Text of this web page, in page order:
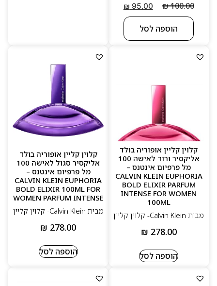
₪100.00
₪ 95.00
הוספה לסל
קלוין קליין אופוריה בולד
אליקסיר ורוד לאישה 100
מל פרפיום אינטנס –
CALVIN KLEIN EUPHORIA
BOLD ELIXIR PARFUM
INTENSE FOR WOMEN
100ML
מבית Calvin Klein- קלוין קליין
₪ 278.00
הוספה לסל
קלוין קליין אופוריה בולד
אליקסיר סגול לאישה 100
מל פרפיום אינטנס –
CALVIN KLEIN EUPHORIA
BOLD ELIXIR 100ML FOR
WOMEN PARFUM INTENSE
מבית Calvin Klein- קלוין קליין
₪ 278.00
הוספה לסל